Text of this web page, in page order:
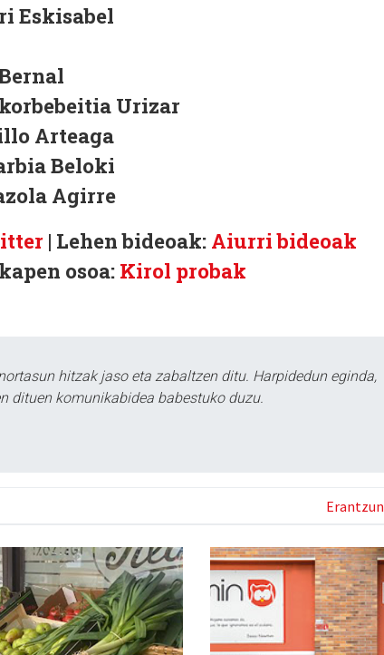
Eskisabel
Urizar
Arteaga
Beloki
Agirre
| Lehen bideoak: Aiurri bideoak
osoa: Kirol probak
hitzak jaso eta zabaltzen ditu. Harpidedun eginda,
dituen komunikabidea babestuko duzu.
Erantzun